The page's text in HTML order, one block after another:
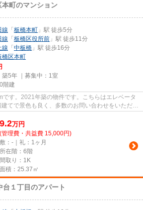
本町のマンション
線 「 板橋本町 」駅 徒歩5分
線 「 板橋区役所前 」駅 徒歩11分
線 「 中板橋 」駅 徒歩16分
橋区本町
5年 ｜募集中： 1室
階建
す。2021年築の物件です。こちらはエレベータ
てで景色も良く、多数のお問い合わせをいただい
9.2万円
(管理費・共益費 15,000円)
敷：-｜礼：1ヶ月
所在階：6階
間取り：1K
面積：25.37㎡
台１丁目のアパート